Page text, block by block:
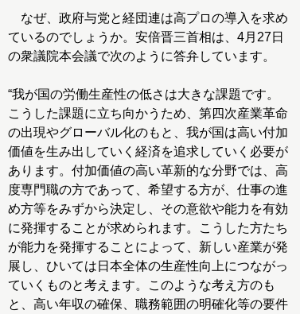
なぜ、政府与党と経団連は高プロの導入を求め
ているのでしょうか。安倍晋三首相は、4月27日
の衆議院本会議で次のように答弁しています。
“我が国の労働生産性の低さは大きな課題です。
こうした課題に立ち向かうため、第四次産業革命
の出現やグローバル化のもと、我が国は高い付加
価値を生み出していく経済を追求していく必要が
あります。付加価値の高い革新的な分野では、高
度専門職の方であって、希望する方が、仕事の進
め方等をみずから決定し、その意欲や能力を有効
に発揮することが求められます。こうした方たち
が能力を発揮することによって、新しい産業が発
展し、ひいては日本全体の生産性向上につながっ
ていくものと考えます。このような考え方のも
と、高い年収の確保、職務範囲の明確化等の要件